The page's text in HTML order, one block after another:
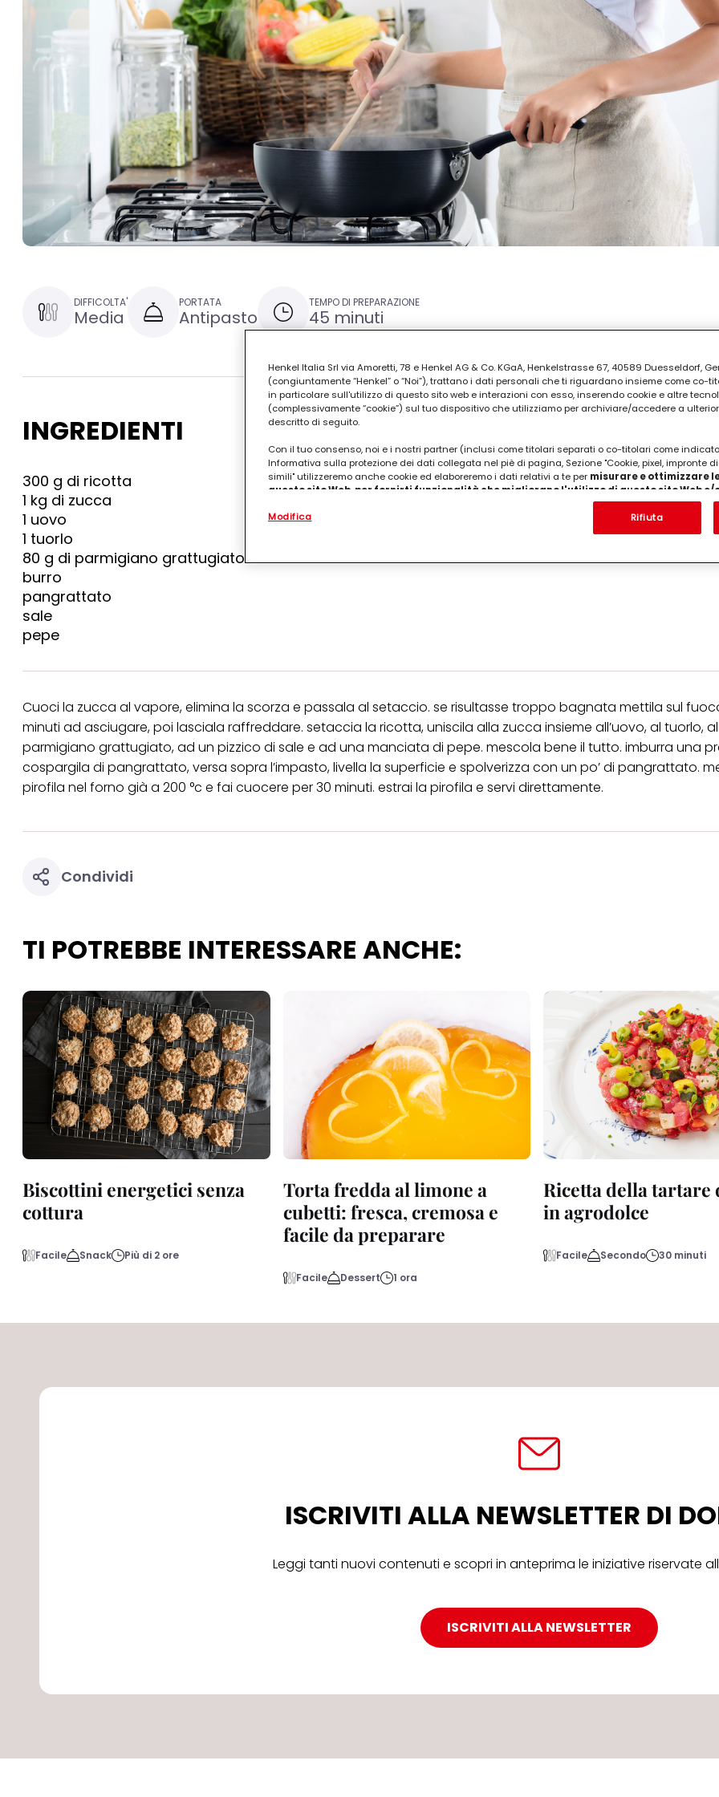
DIFFICOLTA'
Media
PORTATA
Antipasto
TEMPO DI PREPARAZIONE
45 minuti
INGREDIENTI
300 g di ricotta
1 kg di zucca
1 uovo
1 tuorlo
80 g di parmigiano grattugiato
burro
pangrattato
sale
pepe
Cuoci la zucca al vapore, elimina la scorza e passala al setaccio. se risultasse troppo bagnata mettila sul
minuti ad asciugare, poi lasciala raffreddare. setaccia la ricotta, uniscila alla zucca insieme all’uovo, al tuorlo, al
parmigiano grattugiato, ad un pizzico di sale e ad una manciata di pepe. mescola bene il tutto. imburra una
cospargila di pangrattato, versa sopra l’impasto, livella la superficie e spolverizza con un po’ di pangrattato.
pirofila nel forno già a 200 °c e fai cuocere per 30 minuti. estrai la pirofila e servi direttamente.
Condividi
TI POTREBBE INTERESSARE ANCHE:
Biscottini energetici senza
cottura
Facile Snack Più di 2 ore
Torta fredda al limone a
cubetti: fresca, cremosa e
facile da preparare
Facile Dessert 1 ora
Ricetta della tartare
in agrodolce
Facile Secondo 30 minuti
ISCRIVITI ALLA NEWSLETTER DI
Leggi tanti nuovi contenuti e scopri in anteprima le iniziative riservate
ISCRIVITI ALLA NEWSLETTER
Henkel Italia Srl via Amoretti, 78 e Henkel AG & Co. KGaA, Henkelstrasse 67, 40589 Duesseldorf,
(congiuntamente “Henkel” o “Noi”), trattano i dati personali che ti riguardano insieme come co-
in particolare sull'utilizzo di questo sito web e interazioni con esso, inserendo cookie e altre
(complessivamente “cookie”) sul tuo dispositivo che utilizziamo per archiviare/accedere a
descritto di seguito.
Con il tuo consenso, noi e i nostri partner (inclusi come titolari separati o co-titolari come
Informativa sulla protezione dei dati collegata nel piè di pagina, Sezione "Cookie, pixel, impronte
simili" utilizzeremo anche cookie ed elaboreremo i dati relativi a te per misurare e ottimizzare
questo sito Web, per fornirti funzionalità che migliorano l'utilizzo di questo sito Web e/
. Analizzeremo il tuo utilizzo di questo sito Web e le tue interazioni commerciali
(rispettivamente dell'azienda per cui lavori) per) e su tale base tracciare i tuoi acquisti dei nostri
terzi, conservare le nostre informazioni sulle entità commerciali e creare profili individuali su di te
Se fai clic su "Modifica" potrai trovare maggiori informazioni sul trattamento dei tuoi dati / sull'uso
per uno o più degli scopi sopra menzionati. Cliccando su "Accetta tutto", acconsenti all'uso dei
tuoi dati personali per tutte le finalità sopra indicate. Se fai clic su "Rifiuta", verranno utilizzati solo i
necessari per fornirti questo sito web.
Modifica Rifiuta